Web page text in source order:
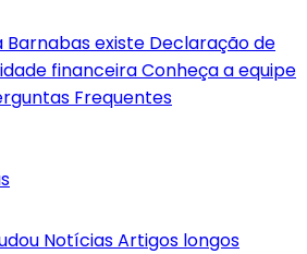
Barnabas existe Declaração de
financeiraConheça a equipe
Frequentes
NotíciasArtigos longos